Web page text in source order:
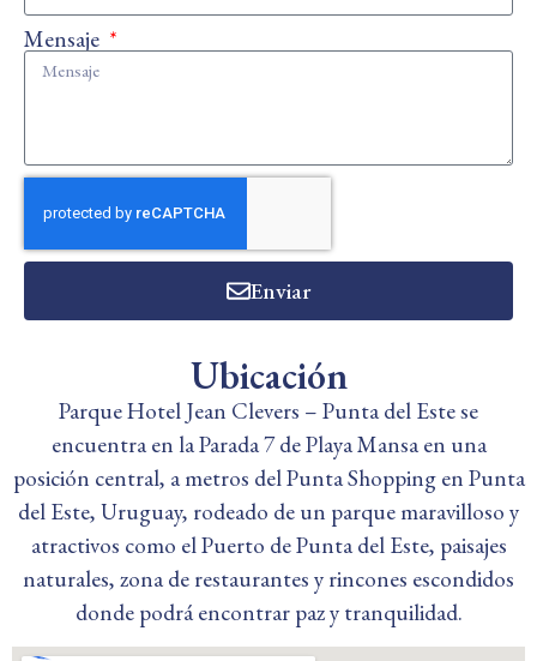
Mensaje
Enviar
Ubicación
Parque Hotel Jean Clevers – Punta del Este se
encuentra en la Parada 7 de Playa Mansa en una
posición central, a metros del Punta Shopping en Punta
del Este, Uruguay, rodeado de un parque maravilloso y
atractivos como el Puerto de Punta del Este, paisajes
naturales, zona de restaurantes y rincones escondidos
donde podrá encontrar paz y tranquilidad.